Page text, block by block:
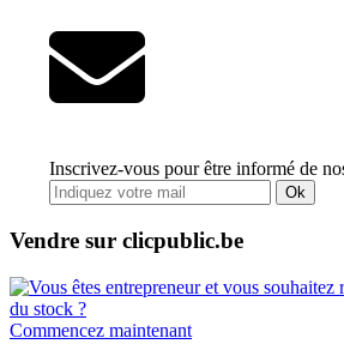
Inscrivez-vous pour être informé de
Ok
Vendre sur clicpublic.be
Commencez maintenant